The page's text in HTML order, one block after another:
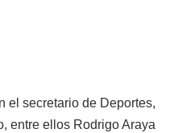
el secretario de Deportes,
entre ellos Rodrigo Araya